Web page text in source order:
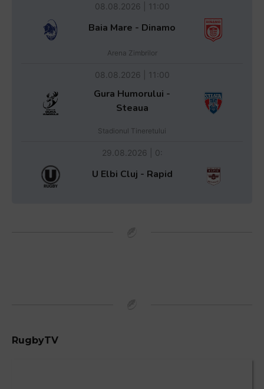
08.08.2026 | 11:00
Baia Mare - Dinamo
Arena Zimbrilor
08.08.2026 | 11:00
Gura Humorului -
Steaua
Stadionul Tineretului
29.08.2026 | 0:
U Elbi Cluj - Rapid
RugbyTV